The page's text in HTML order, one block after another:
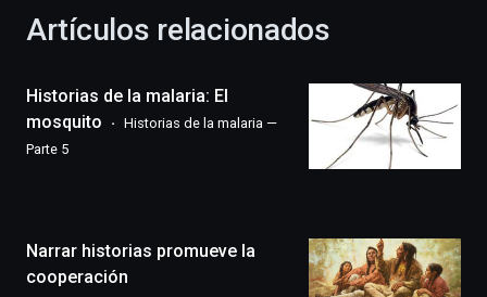
celebración
novena
edición
de
un
festival
Artículos relacionados
Historias de la malaria: El
mosquito
Historias de la malaria —
Parte 5
Narrar historias promueve la
cooperación